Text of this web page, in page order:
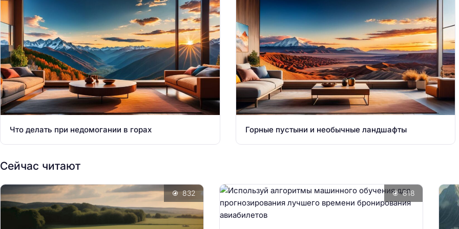
Что делать при недомогании в горах Горные пустыни и необычные ландшафты
Сейчас читают
832 818